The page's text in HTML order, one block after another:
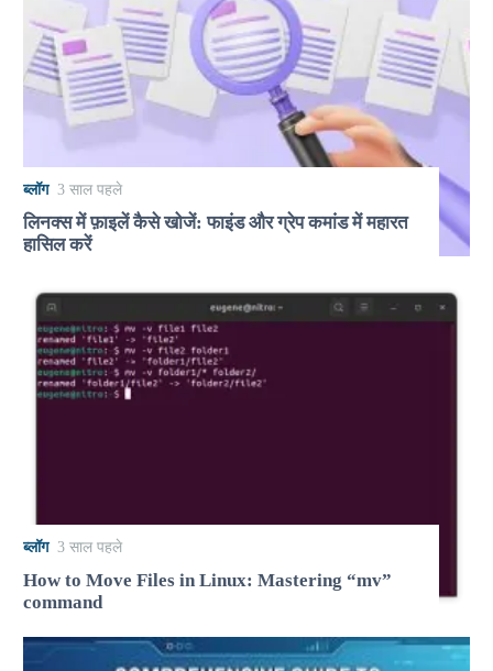
ब्लॉग 3 साल पहले
लिनक्स में फ़ाइलें कैसे खोजें: फाइंड और ग्रेप कमांड में महारत
हासिल करें
ब्लॉग 3 साल पहले
How to Move Files in Linux: Mastering “mv”
command